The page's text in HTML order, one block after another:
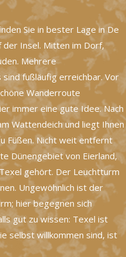
Sie in bester Lage in De
Insel. Mitten im Dorf,
Mehrere
fußläufig erreichbar. Vor
Wanderroute
immer eine gute Idee. Nach
Wattendeich und liegt Ihnen
Füßen. Nicht weit entfernt
Dünengebiet von Eierland,
gehört. Der Leuchtturm
Ungewöhnlich ist der
hier begegnen sich
gut zu wissen: Texel ist
selbst willkommen sind, ist